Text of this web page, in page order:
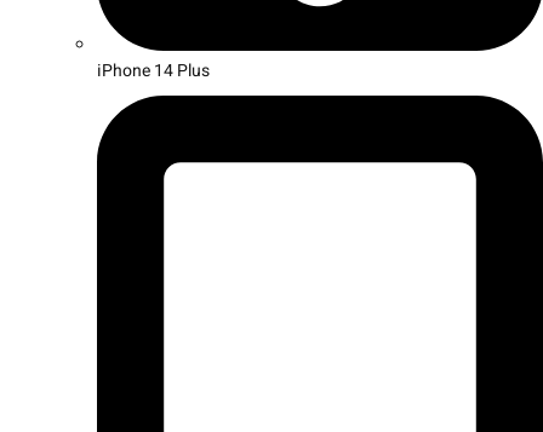
iPhone 14 Plus